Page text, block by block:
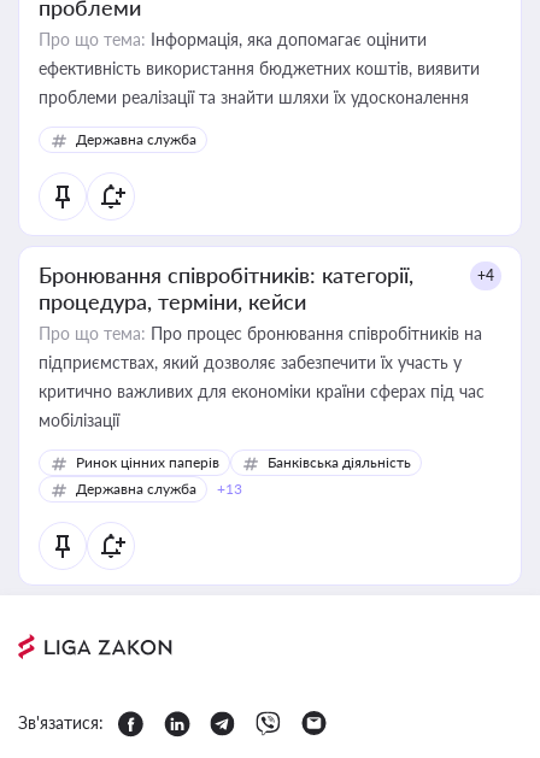
проблеми
Про що тема: Інформація, яка допомагає оцінити
ефективність використання бюджетних коштів, виявити
проблеми реалізації та знайти шляхи їх удосконалення
Державна служба
Бронювання співробітників: категорії,
процедура, терміни, кейси
+4
Про що тема: Про процес бронювання співробітників на
підприємствах, який дозволяє забезпечити їх участь у
критично важливих для економіки країни сферах під час
мобілізації
Ринок цінних паперів
Банківська діяльність
Державна служба
+13
Зв'язатися: